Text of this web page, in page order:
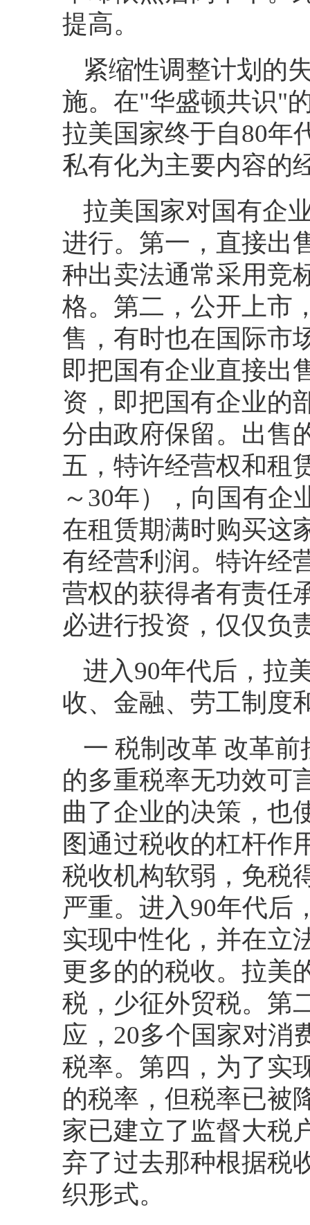
提高。
紧缩性调整计划的
施。在"华盛顿共识"
拉美国家终于自80年
私有化为主要内容的
拉美国家对国有企
进行。第一，直接出
种出卖法通常采用竞
格。第二，公开上市
售，有时也在国际市
即把国有企业直接出
资，即把国有企业的
分由政府保留。出售
五，特许经营权和租
～30年），向国有企
在租赁期满时购买这
有经营利润。特许经
营权的获得者有责任
必进行投资，仅仅负
进入90年代后，拉
收、金融、劳工制度
一 税制改革 改革
的多重税率无功效可
曲了企业的决策，也
图通过税收的杠杆作
税收机构软弱，免税
严重。进入90年代后
实现中性化，并在立
更多的的税收。拉美
税，少征外贸税。第
应， 20多个国家对消
税率。第四，为了实
的税率，但税率已被
家已建立了监督大税
弃了过去那种根据税
织形式。